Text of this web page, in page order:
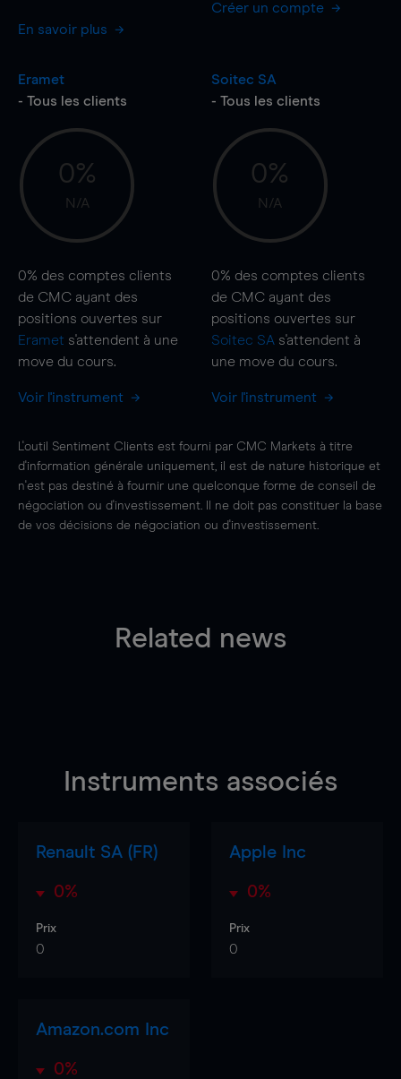
En savoir plus
Créer un compte
Eramet
- Tous les clients
0%
N/A
0% des comptes clients
de CMC ayant des
positions ouvertes sur
Eramet s'attendent à une
move du cours.
Voir l'instrument
Soitec SA
- Tous les clients
0%
N/A
0% des comptes clients
de CMC ayant des
positions ouvertes sur
Soitec SA s'attendent à
une move du cours.
Voir l'instrument
L'outil Sentiment Clients est fourni par CMC Markets à titre
d'information générale uniquement, il est de nature historique et
n'est pas destiné à fournir une quelconque forme de conseil de
négociation ou d'investissement. Il ne doit pas constituer la base
de vos décisions de négociation ou d'investissement.
Related news
Instruments associés
Renault SA (FR)
0%
Prix
0
Apple Inc
0%
Prix
0
Amazon.com Inc
0%